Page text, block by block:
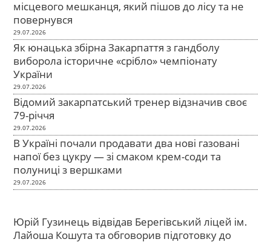
місцевого мешканця, який пішов до лісу та не
повернувся
29.07.2026
Як юнацька збірна Закарпаття з гандболу
виборола історичне «срібло» чемпіонату
України
29.07.2026
Відомий закарпатський тренер відзначив своє
79-річчя
29.07.2026
В Україні почали продавати два нові газовані
напої без цукру — зі смаком крем-соди та
полуниці з вершками
29.07.2026
Юрій Гузинець відвідав Берегівський ліцей ім.
Лайоша Кошута та обговорив підготовку до